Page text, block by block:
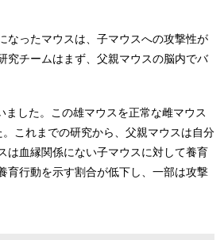
なったマウスは、子マウスへの攻撃性が
究チームはまず、父親マウスの脳内でバ
した。この雄マウスを正常な雌マウス
これまでの研究から、父親マウスは自分
は血縁関係にない子マウスに対して養育
育行動を示す割合が低下し、一部は攻撃